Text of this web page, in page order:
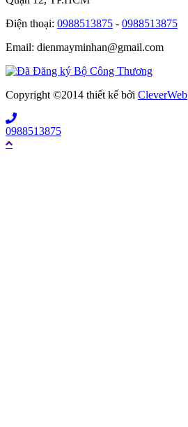
Điện thoại: 0988513875 - 0988513875
Email: dienmayminhan@gmail.com
Copyright ©2014 thiết kế bởi CleverWeb
0988513875